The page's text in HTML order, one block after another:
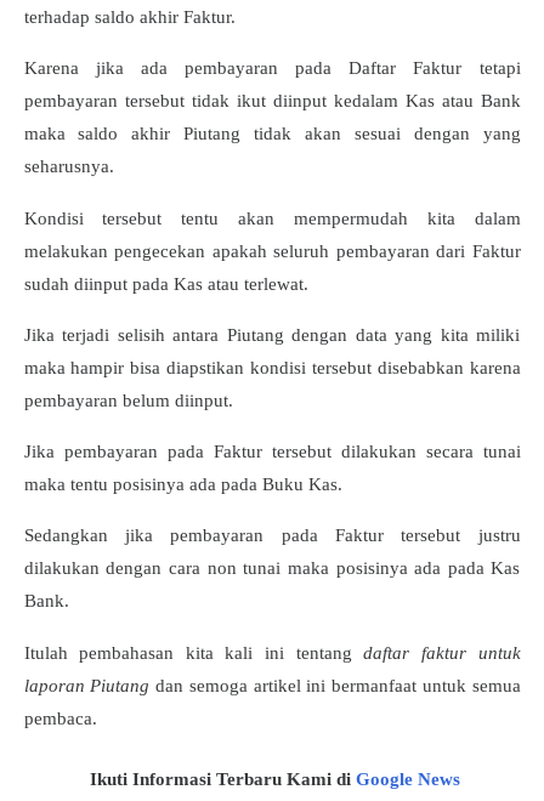
terhadap saldo akhir Faktur.
Karena jika ada pembayaran pada Daftar Faktur tetapi
pembayaran tersebut tidak ikut diinput kedalam Kas atau Bank
maka saldo akhir Piutang tidak akan sesuai dengan yang
seharusnya.
Kondisi tersebut tentu akan mempermudah kita dalam
melakukan pengecekan apakah seluruh pembayaran dari Faktur
sudah diinput pada Kas atau terlewat.
Jika terjadi selisih antara Piutang dengan data yang kita miliki
maka hampir bisa diapstikan kondisi tersebut disebabkan karena
pembayaran belum diinput.
Jika pembayaran pada Faktur tersebut dilakukan secara tunai
maka tentu posisinya ada pada Buku Kas.
Sedangkan jika pembayaran pada Faktur tersebut justru
dilakukan dengan cara non tunai maka posisinya ada pada Kas
Bank.
Itulah pembahasan kita kali ini tentangdaftar faktur untuk
laporan Piutang dan semoga artikel ini bermanfaat untuk semua
pembaca.
Ikuti Informasi Terbaru Kami di Google News